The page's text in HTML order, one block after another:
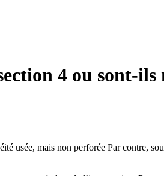
4 ou sont-ils
usée, mais non perforée Par contre,